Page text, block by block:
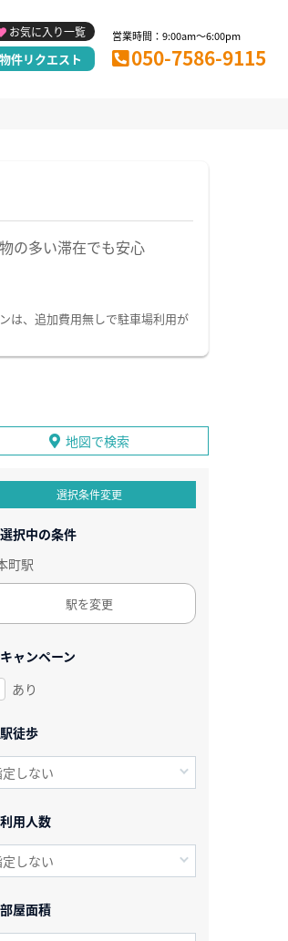
お気に入り一覧
物件リクエスト
営業時間：9:00am～6:00pm
050-7586-9115
の多い滞在でも安心
は、追加費用無しで駐車場利用が
地図で検索
選択条件変更
選択中の条件
町駅
駅を変更
キャンペーン
あり
駅徒歩
利用人数
部屋面積